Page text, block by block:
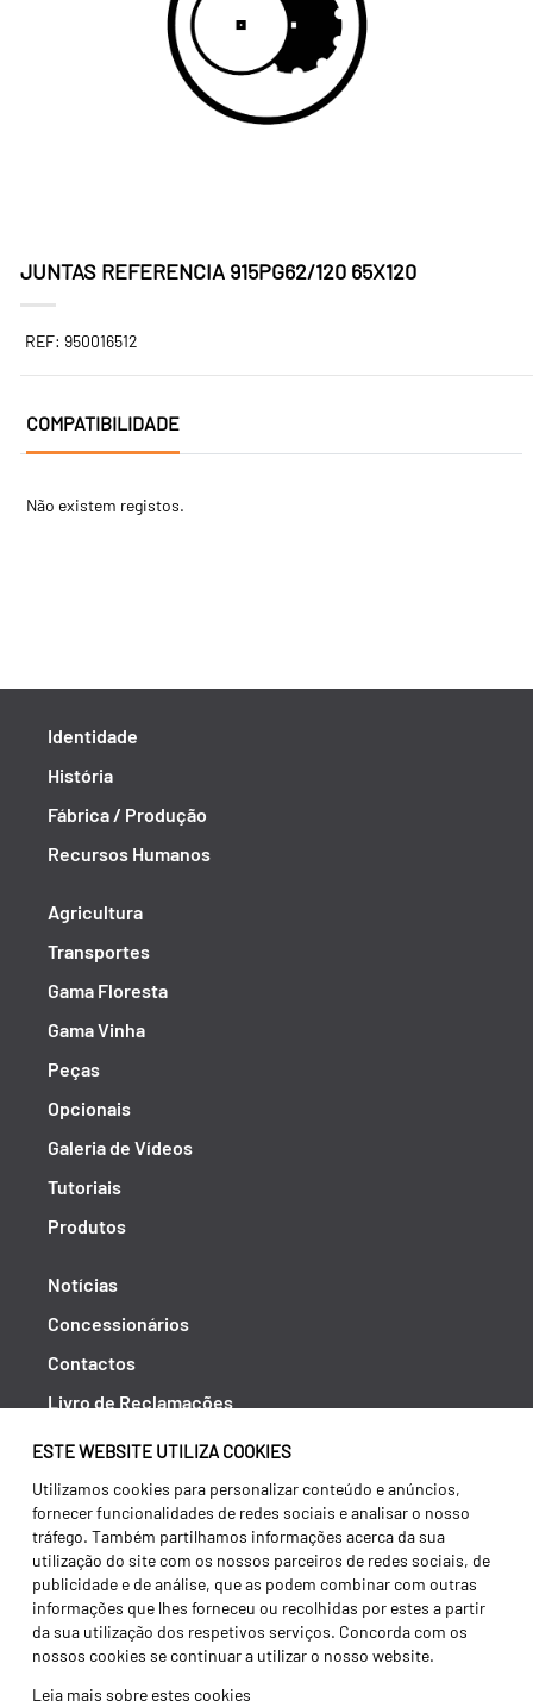
ESTE WEBSITE UTILIZA COOKIES
Utilizamos cookies para personalizar conteúdo e anúncios,
fornecer funcionalidades de redes sociais e analisar o nosso
tráfego. Também partilhamos informações acerca da sua
utilização do site com os nossos parceiros de redes sociais, de
publicidade e de análise, que as podem combinar com outras
informações que lhes forneceu ou recolhidas por estes a partir
da sua utilização dos respetivos serviços. Concorda com os
nossos cookies se continuar a utilizar o nosso website.
Leia mais sobre estes cookies
JUNTAS REFERENCIA 915PG62/120 65X120
REF: 950016512
COMPATIBILIDADE
Não existem registos.
Identidade
História
Fábrica / Produção
Recursos Humanos
Agricultura
Transportes
Gama Floresta
Gama Vinha
Peças
Opcionais
Galeria de Vídeos
Tutoriais
Produtos
Notícias
Concessionários
Contactos
Livro de Reclamações
Política de Privacidade
Canal de Denúncias (RGPC)
Termos e condições